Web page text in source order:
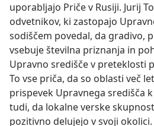
uporabljajo Priče v Rusiji. Jurij
odvetnikov, ki zastopajo
sodiščem povedal, da gradivo,
vsebuje številna priznanja in
Upravno središče v preteklosti
To vse priča, da so oblasti več
prispevek Upravnega središča
tudi, da lokalne verske
pozitivno delujejo v svoji okolici.